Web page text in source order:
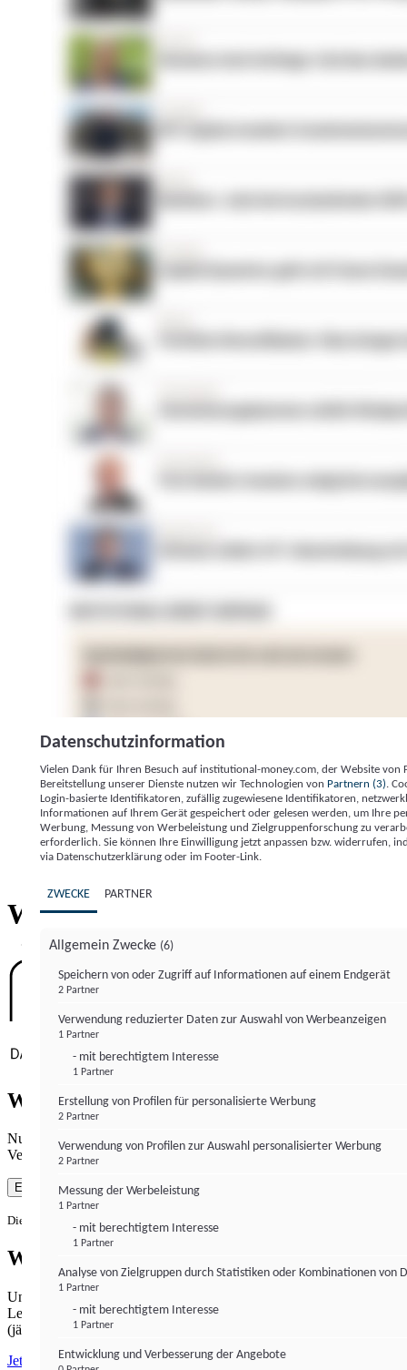
Institutional Money
ImpressumDatenschutzerklärung
Willkommen bei
Wie gewohnt mit Werbung lesen
Nutzen Sie institutional-money.com mit Ihrer Zustimmung zur
Verwendung von Cookies für Webanalyse und Werbemaßnahmen.
Einverstanden
Die Zustimmung ist jederzeit widerrufbar.
Werbefrei lesen
Unabhängiger Journalismus hat seinen Preis.
Lesen Sie institutional-money.com PUR für 33,99€ pro Monat
(jährliche Abrechnung).
Jetzt abonnieren
Datenschutzinformation
Vielen Dank für Ihren Besuch auf institutional-money.com, der Website von
Bereitstellung unserer Dienste nutzen wir Technologien von Partnern (3) .
Login-basierte Identifikatoren, zufällig zugewiesene Identifikatoren,
Informationen auf Ihrem Gerät gespeichert oder gelesen werden, um Ihre
Werbung, Messung von Werbeleistung und Zielgruppenforschung zu
erforderlich. Sie können Ihre Einwilligung jetzt anpassen bzw. widerrufen,
via Datenschutzerklärung oder im Footer-Link.
ZWECKE PARTNER
Allgemein Zwecke (6)
Speichern von oder Zugriff auf Informationen auf einem Endgerät
2 Partner
Verwendung reduzierter Daten zur Auswahl von Werbeanzeigen
1 Partner
- mit berechtigtem Interesse
1 Partner
Erstellung von Profilen für personalisierte Werbung
2 Partner
Verwendung von Profilen zur Auswahl personalisierter Werbung
2 Partner
Messung der Werbeleistung
1 Partner
- mit berechtigtem Interesse
1 Partner
Analyse von Zielgruppen durch Statistiken oder Kombinationen von
1 Partner
- mit berechtigtem Interesse
1 Partner
Entwicklung und Verbesserung der Angebote